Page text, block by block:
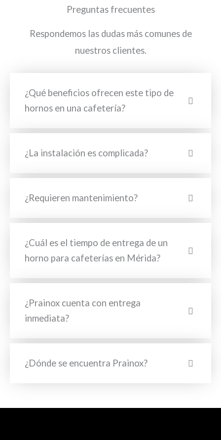
Preguntas frecuentes
Respondemos las dudas más comunes de
nuestros clientes.
¿Qué beneficios ofrecen este tipo de
hornos en una cafetería?
¿La instalación es complicada?
¿Requieren mantenimiento?
¿Cuál es el tiempo de entrega de un
horno para cafeterías en Mérida?
¿Prainox cuenta con entrega
inmediata?
¿Dónde se encuentra Prainox?